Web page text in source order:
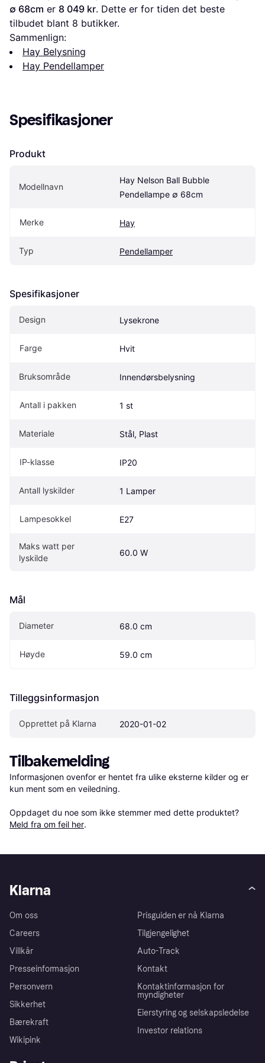
∅ 68cm er 8 049 kr. Dette er for tiden det beste
tilbudet blant 8 butikker.
Sammenlign:
Hay Belysning
Hay Pendellamper
Spesifikasjoner
Produkt
Modellnavn
Hay Nelson Ball Bubble
Pendellampe ∅ 68cm
Merke Hay
Typ Pendellamper
Spesifikasjoner
Design Lysekrone
Farge Hvit
Bruksområde Innendørsbelysning
Antall i pakken 1 st
Materiale Stål, Plast
IP-klasse IP20
Antall lyskilder 1 Lamper
Lampesokkel E27
Maks watt per
lyskilde
60.0 W
Mål
Diameter 68.0 cm
Høyde 59.0 cm
Tilleggsinformasjon
Opprettet på Klarna 2020-01-02
Tilbakemelding
Informasjonen ovenfor er hentet fra ulike eksterne kilder og er
kun ment som en veiledning.
Oppdaget du noe som ikke stemmer med dette produktet?
Meld fra om feil her.
Klarna
Om oss
Careers
Villkår
Presseinformasjon
Personvern
Sikkerhet
Bærekraft
Wikipink
Prisguiden er nå Klarna
Tilgjengelighet
Auto-Track
Kontakt
Kontaktinformasjon for
myndigheter
Eierstyring og selskapsledelse
Investor relations